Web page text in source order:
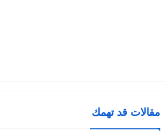
مقالات قد تهمك